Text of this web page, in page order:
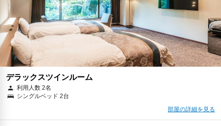
デラックスツインルーム
利用人数 2名
シングルベッド 2台
部屋の詳細を見る